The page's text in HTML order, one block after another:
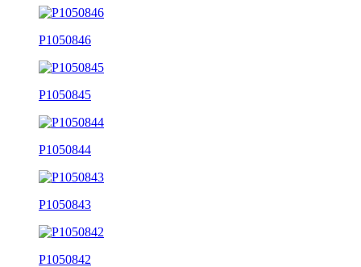
P1050846
P1050845
P1050844
P1050843
P1050842